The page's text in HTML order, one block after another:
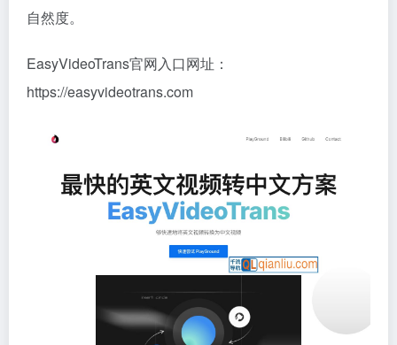
自然度。
EasyVideoTrans官网入口网址：
https://easyvideotrans.com